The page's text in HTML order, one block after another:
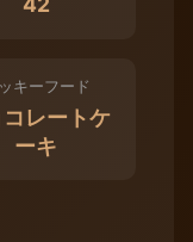
キーフード
レートケ
ーキ